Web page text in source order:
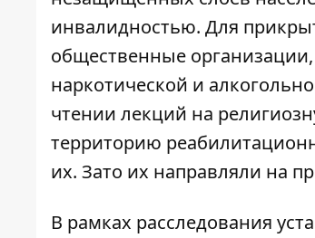
инвалидностью. Для
общественные
наркотической и
чтении лекций на
территорию
их. Зато их направляли на
В рамках расследования